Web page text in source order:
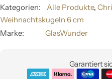
Kategorien:
Alle Produkte,
Weihnachtskugeln 6 cm
Marke:
GlasWunder
Garantiert